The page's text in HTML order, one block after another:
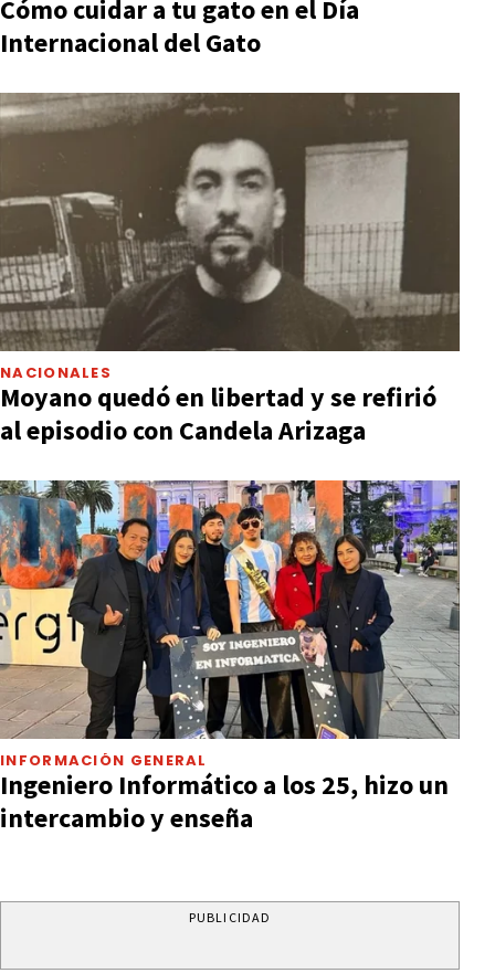
Cómo cuidar a tu gato en el Día
Internacional del Gato
NACIONALES
Moyano quedó en libertad y se refirió
al episodio con Candela Arizaga
INFORMACIÓN GENERAL
Ingeniero Informático a los 25, hizo un
intercambio y enseña
PUBLICIDAD